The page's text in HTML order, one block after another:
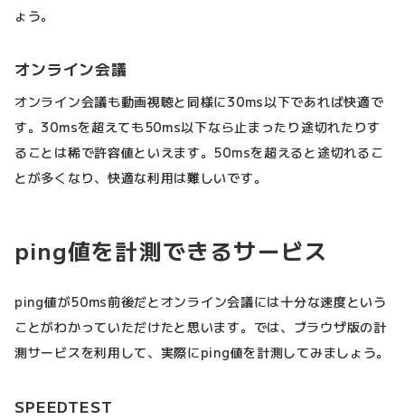
ょう。
オンライン会議
オンライン会議も動画視聴と同様に30ms以下であれば快適で
す。30msを超えても50ms以下なら止まったり途切れたりす
ることは稀で許容値といえます。50msを超えると途切れるこ
とが多くなり、快適な利用は難しいです。
ping値を計測できるサービス
ping値が50ms前後だとオンライン会議には十分な速度という
ことがわかっていただけたと思います。では、ブラウザ版の計
測サービスを利用して、実際にping値を計測してみましょう。
SPEEDTEST